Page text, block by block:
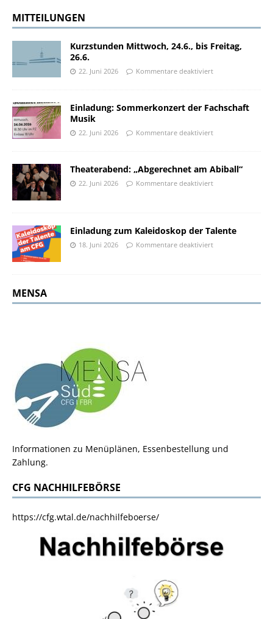
MITTEILUNGEN
Kurzstunden Mittwoch, 24.6., bis Freitag,
26.6.
22. Juni 2026 Kommentare deaktiviert
Einladung: Sommerkonzert der Fachschaft
Musik
22. Juni 2026 Kommentare deaktiviert
Theaterabend: „Abgerechnet am Abiball“
22. Juni 2026 Kommentare deaktiviert
Einladung zum Kaleidoskop der Talente
18. Juni 2026 Kommentare deaktiviert
MENSA
Informationen zu Menüplänen, Essenbestellung und
Zahlung.
CFG NACHHILFEBÖRSE
https://cfg.wtal.de/nachhilfeboerse/